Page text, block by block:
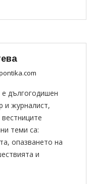
дългогодишен
и журналист,
теми са:
опазването на
и